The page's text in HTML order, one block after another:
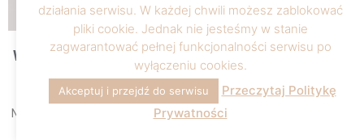
Wypełnianie ust kwasem hialuronowym – 5 rzeczy,
które musisz wiedzieć
9 sierpnia 2021 Brak komentarzy
Nie bez powodu wypełnianie ust kwasem hialuronowym to jeden z
działania serwisu. W każdej chwili możesz zablokować
pliki cookie. Jednak nie jesteśmy w stanie
zagwarantować pełnej funkcjonalności serwisu po
wyłączeniu cookies.
Akceptuj i przejdź do serwisu
Przeczytaj Politykę
Prywatności